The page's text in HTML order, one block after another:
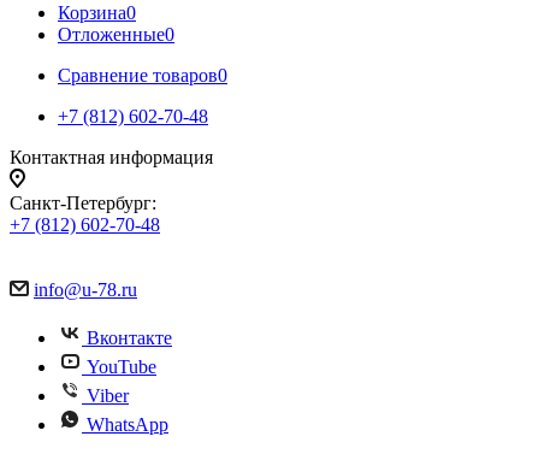
Корзина0
Отложенные0
Сравнение товаров0
+7 (812) 602-70-48
Контактная информация
Санкт-Петербург:
+7 (812) 602-70-48
info@u-78.ru
Вконтакте
YouTube
Viber
WhatsApp